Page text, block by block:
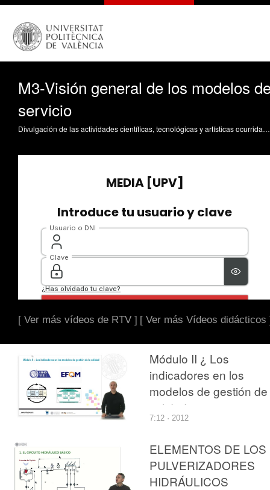
M3-Visión general de los modelos
servicio
Divulgación de las actividades científicas, tecnológicas y artísticas ocurridas en los tres campus de la UPV
[ Ver más vídeos de RTV ] [ Ver más Vídeos didácticos
Módulo II ¿ Los
indicadores en los
modelos de gestión
calidad
7:12 · 2012
ELEMENTOS DE LOS
PULVERIZADORES
HIDRÁULICOS